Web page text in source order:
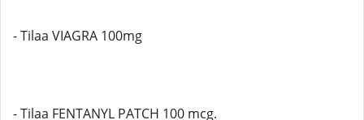
- Tilaa VIAGRA 100mg
- Tilaa FENTANYL PATCH 100 mcg.